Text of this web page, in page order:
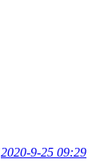
2020-9-25 09:29